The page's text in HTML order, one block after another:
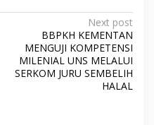
Next post
BBPKH KEMENTAN
MENGUJI KOMPETENSI
MILENIAL UNS MELALUI
SERKOM JURU SEMBELIH
HALAL